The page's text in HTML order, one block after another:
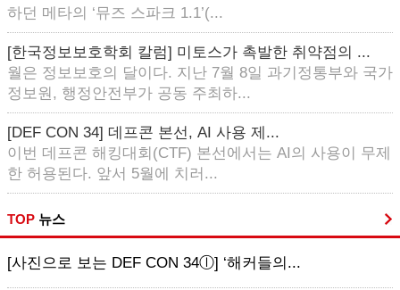
하던 메타의 ‘뮤즈 스파크 1.1’(...
[한국정보보호학회 칼럼] 미토스가 촉발한 취약점의 ...
월은 정보보호의 달이다. 지난 7월 8일 과기정통부와 국가
정보원, 행정안전부가 공동 주최하...
[DEF CON 34] 데프콘 본선, AI 사용 제...
이번 데프콘 해킹대회(CTF) 본선에서는 AI의 사용이 무제
한 허용된다. 앞서 5월에 치러...
TOP 뉴스
[사진으로 보는 DEF CON 34ⓛ] ‘해커들의...